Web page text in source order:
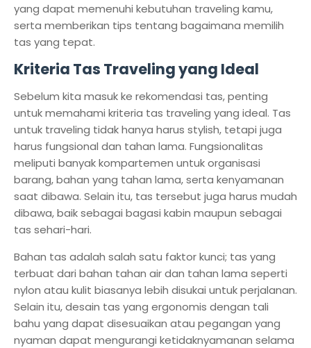
yang dapat memenuhi kebutuhan traveling kamu,
serta memberikan tips tentang bagaimana memilih
tas yang tepat.
Kriteria Tas Traveling yang Ideal
Sebelum kita masuk ke rekomendasi tas, penting
untuk memahami kriteria tas traveling yang ideal. Tas
untuk traveling tidak hanya harus stylish, tetapi juga
harus fungsional dan tahan lama. Fungsionalitas
meliputi banyak kompartemen untuk organisasi
barang, bahan yang tahan lama, serta kenyamanan
saat dibawa. Selain itu, tas tersebut juga harus mudah
dibawa, baik sebagai bagasi kabin maupun sebagai
tas sehari-hari.
Bahan tas adalah salah satu faktor kunci; tas yang
terbuat dari bahan tahan air dan tahan lama seperti
nylon atau kulit biasanya lebih disukai untuk perjalanan.
Selain itu, desain tas yang ergonomis dengan tali
bahu yang dapat disesuaikan atau pegangan yang
nyaman dapat mengurangi ketidaknyamanan selama